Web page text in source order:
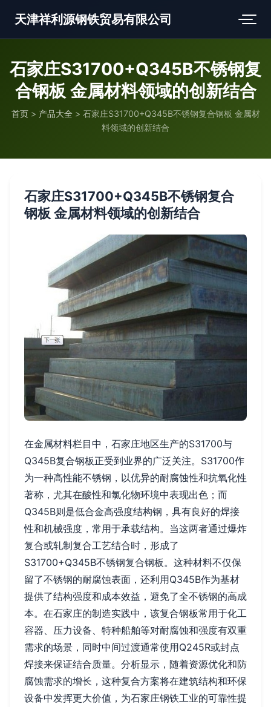
天津祥利源钢铁贸易有限公司
石家庄S31700+Q345B不锈钢复
合钢板 金属材料领域的创新结合
首页 > 产品大全 > 石家庄S31700+Q345B不锈钢复合钢板 金属材
料领域的创新结合
石家庄S31700+Q345B不锈钢复合
钢板 金属材料领域的创新结合
在金属材料栏目中，石家庄地区生产的S31700与
Q345B复合钢板正受到业界的广泛关注。S31700作
为一种高性能不锈钢，以优异的耐腐蚀性和抗氧化性
著称，尤其在酸性和氯化物环境中表现出色；而
Q345B则是低合金高强度结构钢，具有良好的焊接
性和机械强度，常用于承载结构。当这两者通过爆炸
复合或轧制复合工艺结合时，形成了
S31700+Q345B不锈钢复合钢板。这种材料不仅保
留了不锈钢的耐腐蚀表面，还利用Q345B作为基材
提供了结构强度和成本效益，避免了全不锈钢的高成
本。在石家庄的制造实践中，该复合钢板常用于化工
容器、压力设备、特种船舶等对耐腐蚀和强度有双重
需求的场景，同时中间过渡通常使用Q245R或封点
焊接来保证结合质量。分析显示，随着资源优化和防
腐蚀需求的增长，这种复合方案将在建筑结构和环保
设备中发挥更大价值，为石家庄钢铁工业的可靠性提